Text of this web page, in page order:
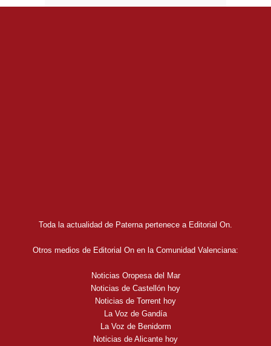
Toda la actualidad de Paterna pertenece a Editorial On.
Otros medios de Editorial On en la Comunidad Valenciana:
Noticias Oropesa del Mar
Noticias de Castellón hoy
Noticias de Torrent hoy
La Voz de Gandía
La Voz de Benidorm
Noticias de Alicante hoy